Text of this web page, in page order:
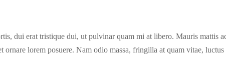
dui erat tristique dui, ut pulvinar quam mi at libero. Mauris mattis
ornare lorem posuere. Nam odio massa, fringilla at quam vitae,